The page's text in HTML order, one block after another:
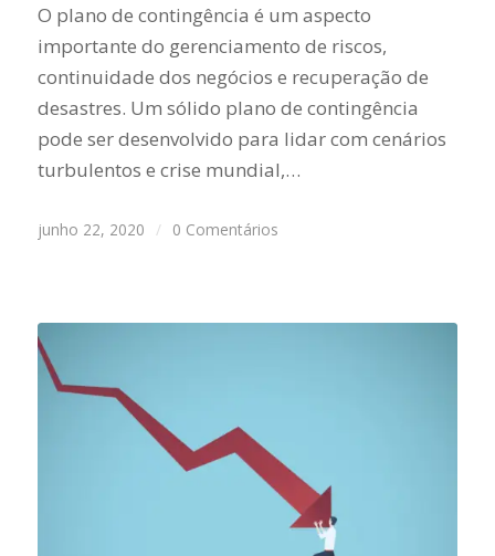
O plano de contingência é um aspecto
importante do gerenciamento de riscos,
continuidade dos negócios e recuperação de
desastres. Um sólido plano de contingência
pode ser desenvolvido para lidar com cenários
turbulentos e crise mundial,…
junho 22, 2020 / 0 Comentários